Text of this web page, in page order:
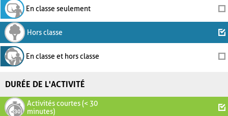
En classe seulement
Hors classe
En classe et hors classe
DURÉE DE L'ACTIVITÉ
Activités courtes (< 30
minutes)